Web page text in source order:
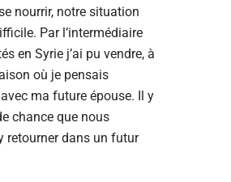
nourrir, notre situation
Par l’intermédiaire
en Syrie j’ai pu vendre, à
où je pensais
avec ma future épouse. Il y
chance que nous
retourner dans un futur